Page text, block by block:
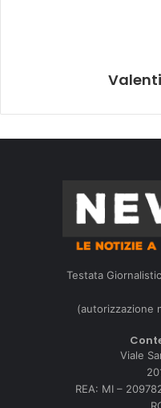
Testata
(autorizzazione
Viale
REA: MI –